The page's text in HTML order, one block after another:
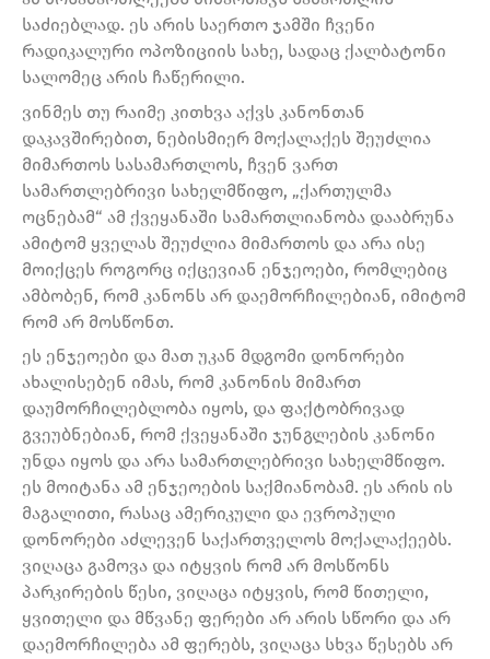
საძიებლად. ეს არის საერთო ჯამში ჩვენი
რადიკალური ოპოზიციის სახე, სადაც ქალბატონი
სალომეც არის ჩაწერილი.
ვინმეს თუ რაიმე კითხვა აქვს კანონთან
დაკავშირებით, ნებისმიერ მოქალაქეს შეუძლია
მიმართოს სასამართლოს, ჩვენ ვართ
სამართლებრივი სახელმწიფო, „ქართულმა
ოცნებამ“ ამ ქვეყანაში სამართლიანობა დააბრუნა
ამიტომ ყველას შეუძლია მიმართოს და არა ისე
მოიქცეს როგორც იქცევიან ენჯეოები, რომლებიც
ამბობენ, რომ კანონს არ დაემორჩილებიან, იმიტომ
რომ არ მოსწონთ.
ეს ენჯეოები და მათ უკან მდგომი დონორები
ახალისებენ იმას, რომ კანონის მიმართ
დაუმორჩილებლობა იყოს, და ფაქტობრივად
გვეუბნებიან, რომ ქვეყანაში ჯუნგლების კანონი
უნდა იყოს და არა სამართლებრივი სახელმწიფო.
ეს მოიტანა ამ ენჯეოების საქმიანობამ. ეს არის ის
მაგალითი, რასაც ამერიკული და ევროპული
დონორები აძლევენ საქართველოს მოქალაქეებს.
ვიღაცა გამოვა და იტყვის რომ არ მოსწონს
პარკირების წესი, ვიღაცა იტყვის, რომ წითელი,
ყვითელი და მწვანე ფერები არ არის სწორი და არ
დაემორჩილება ამ ფერებს, ვიღაცა სხვა წესებს არ